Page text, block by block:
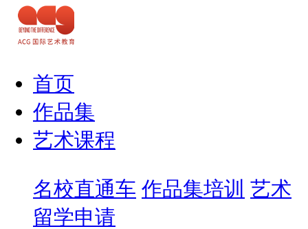
首页
作品集
艺术课程
名校直通车 作品集培训 艺术
留学申请